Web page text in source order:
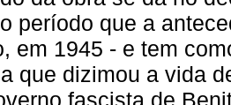
período que a
em 1945 - e tem
que dizimou a vida
fascista de